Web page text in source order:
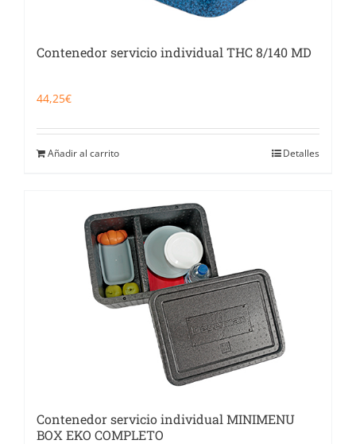
Contenedor servicio individual THC 8/140 MD
44,25€
Añadir al carrito Detalles
Contenedor servicio individual MINIMENU
BOX EKO COMPLETO